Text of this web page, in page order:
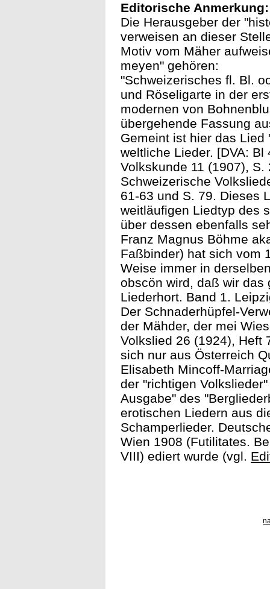
Editorische Anmerkung:
Die Herausgeber der
verweisen an dieser
Motiv vom Mäher
meyen" gehören:
"Schweizerisches fl. Bl.
und Röseligarte in der
modernen von
übergehende Fassung
Gemeint ist hier das
weltliche Lieder. [DVA:
Volkskunde 11 (1907),
Schweizerische
61-63 und S. 79. Dieses
weitläufigen Liedtyp des
über dessen ebenfalls
Franz Magnus Böhme
Faßbinder) hat sich vom
Weise immer in
obscön wird, daß wir das
Liederhort. Band 1.
Der Schnaderhüpfel-
der Mähder, der mei
Volkslied 26 (1924), Heft
sich nur aus Österreich
Elisabeth Mincoff-
der "richtigen
Ausgabe" des
erotischen Liedern aus
Schamperlieder.
Wien 1908 (Futilitates.
VIII) ediert wurde (vgl.